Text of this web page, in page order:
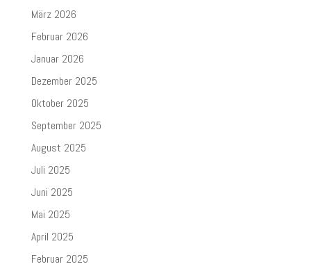
März 2026
Februar 2026
Januar 2026
Dezember 2025
Oktober 2025
September 2025
August 2025
Juli 2025
Juni 2025
Mai 2025
April 2025
Februar 2025